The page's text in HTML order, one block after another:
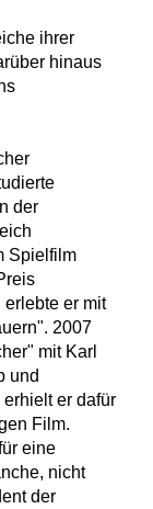
ihrer
hinaus
der
Spielfilm
er mit
2007
mit Karl
und
er dafür
Film.
eine
nicht
der